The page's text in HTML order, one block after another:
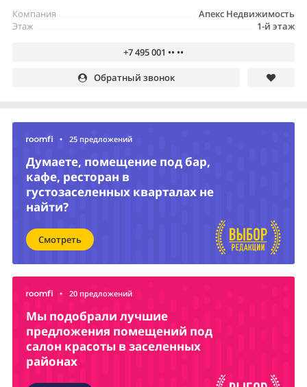
Апекс Недвижимость
Компания
1-й этаж
Этаж
+7 495 001 •• ••
Обратный звонок
• 25 предложений
Думаете, помещение под бар,
кафе, ресторан в
густозаселенных кварталах не
найти?
Смотреть
• 20 предложений
Мы подобрали лучшие
предложения помещений под
салон красоты в заселенных
районах